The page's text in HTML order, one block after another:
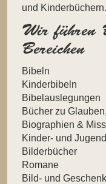
und Kinderbüchern.
Wir führen
Bereichen
Bibeln
Kinderbibeln
Bibelauslegungen
Bücher zu
Biographien &
Kinder- und
Bilderbücher
Romane
Bild- und